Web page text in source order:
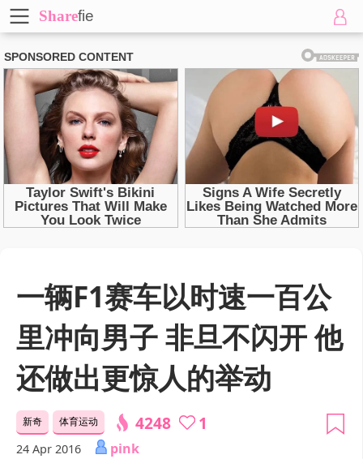
Sharefie
一辆F1赛车以时速一百公
里冲向男子 非旦不闪开 他
还做出更惊人的举动
新奇 体育运动 4248 1
24 Apr 2016 pink